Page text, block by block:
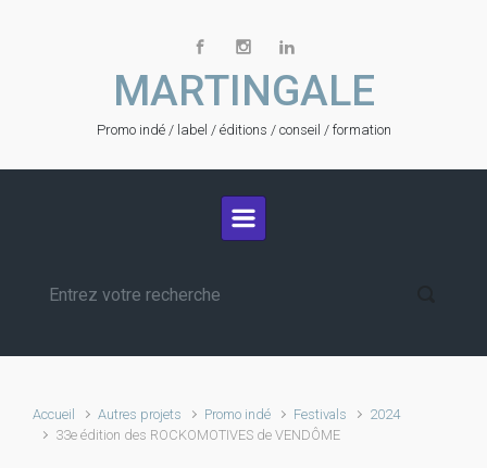
MARTINGALE
Promo indé / label / éditions / conseil / formation
Accueil Autres projets Promo indé Festivals
2024
33e édition des ROCKOMOTIVES de VENDÔME